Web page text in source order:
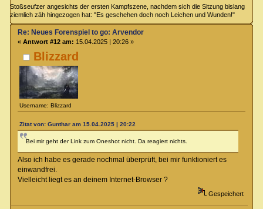
Stoßseufzer angesichts der ersten Kampfszene, nachdem sich die Sitzung bislang
ziemlich zäh hingezogen hat: "Es geschehen doch noch Leichen und Wunden!"
Blizzard
Username: Blizzard
Re: Neues Forenspiel to go: Arvendor
« Antwort #12 am: 15.04.2025 | 20:26 »
Zitat von: Gunthar am 15.04.2025 | 20:22
Bei mir geht der Link zum Oneshot nicht. Da reagiert nichts.
Also ich habe es gerade nochmal überprüft, bei mir funktioniert es
einwandfrei.
Vielleicht liegt es an deinem Internet-Browser ?
Gespeichert